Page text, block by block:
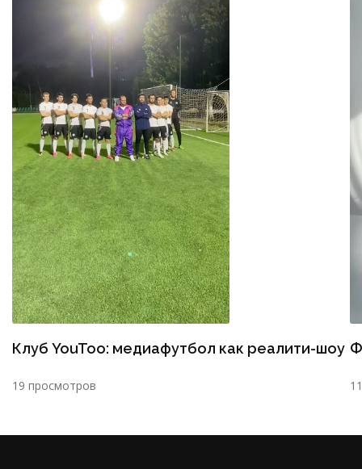
Клуб YouToo: медиафутбол как реалити-шоу
19 просмотров